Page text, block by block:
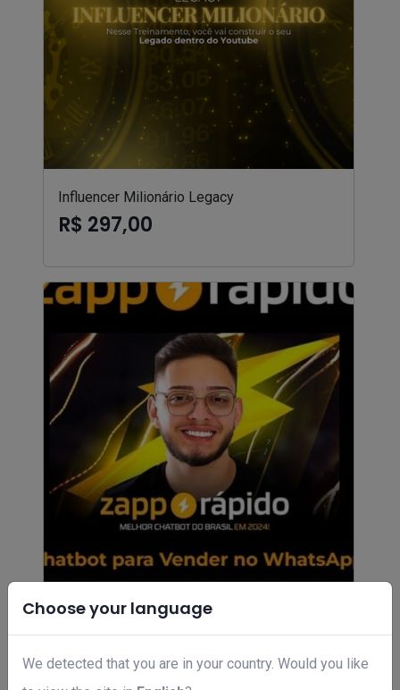
Choose your language
We detected that you are in your country. Would you like
Influencer Milionário Legacy
R$ 297,00
Zapp Rápido